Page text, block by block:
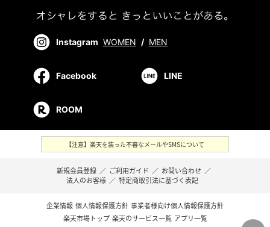
Instagram WOMEN / MEN
Facebook LINE
ROOM
【注意】楽天を装った不審なメールやSMSについて
新規会員登録 ／ ご利用ガイド ／ お問い合わせ ／
法人のお客様 ／ 特定商取引法に基づく表記
企業情報 個人情報保護方針 事業者様向け個人情報保護方針
楽天市場トップ 楽天のサービス一覧 アプリ一覧